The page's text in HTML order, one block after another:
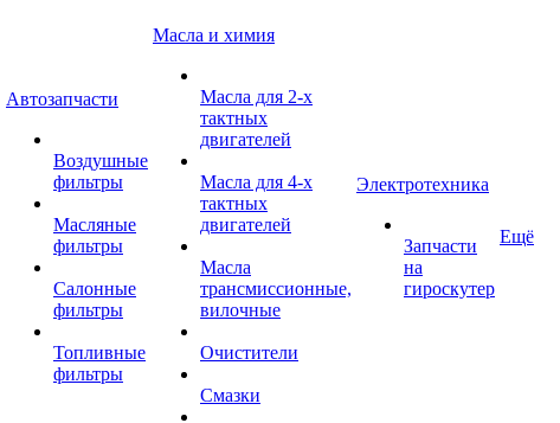
Автозапчасти
Воздушные
фильтры
Масляные
фильтры
Салонные
фильтры
Топливные
фильтры
Масла и химия
Масла для 2-х
тактных
двигателей
Масла для 4-х
тактных
двигателей
Масла
трансмиссионные,
вилочные
Очистители
Смазки
Электротехника
Запчасти
на
гироскутер
Ещё